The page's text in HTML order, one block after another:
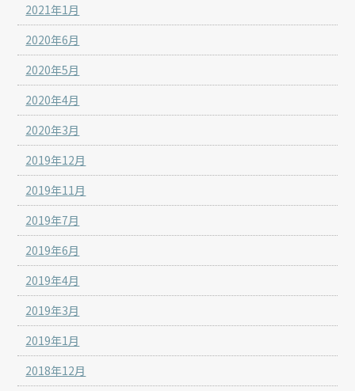
2021年1月
2020年6月
2020年5月
2020年4月
2020年3月
2019年12月
2019年11月
2019年7月
2019年6月
2019年4月
2019年3月
2019年1月
2018年12月